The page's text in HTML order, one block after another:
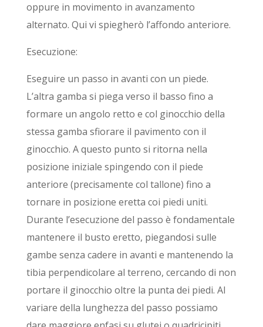
oppure in movimento in avanzamento
alternato. Qui vi spiegherò l’affondo anteriore.
Esecuzione:
Eseguire un passo in avanti con un piede.
L’altra gamba si piega verso il basso fino a
formare un angolo retto e col ginocchio della
stessa gamba sfiorare il pavimento con il
ginocchio. A questo punto si ritorna nella
posizione iniziale spingendo con il piede
anteriore (precisamente col tallone) fino a
tornare in posizione eretta coi piedi uniti.
Durante l’esecuzione del passo è fondamentale
mantenere il busto eretto, piegandosi sulle
gambe senza cadere in avanti e mantenendo la
tibia perpendicolare al terreno, cercando di non
portare il ginocchio oltre la punta dei piedi. Al
variare della lunghezza del passo possiamo